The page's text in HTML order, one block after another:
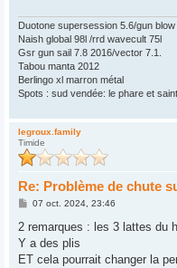
Duotone supersession 5.6/gun blow
Naish global 98l /rrd wavecult 75l
Gsr gun sail 7.8 2016/vector 7.1.
Tabou manta 2012
Berlingo xl marron métal
Spots : sud vendée: le phare et
legroux.family
Timide
Re: Problème de chute
M
s
a
g
07 oct. 2024, 23:46
2 remarques : les 3 lattes du
Y a des plis
ET cela pourrait changer la